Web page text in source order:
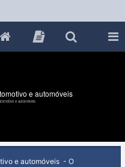
e automóveis
e automóveis
e automóveis - O